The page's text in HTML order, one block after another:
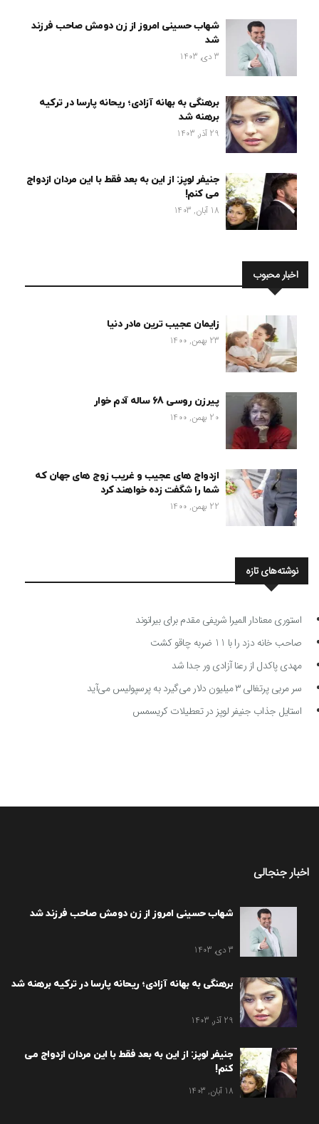
شهاب حسینی امروز از زن دومش صاحب فرزند
شد
3 دی, 1403
برهنگی به بهانه آزادی؛ ریحانه پارسا در ترکیه
برهنه شد
29 آذر, 1403
جنیفر لوپز: از این به بعد فقط با این مردان ازدواج
می کنم!
18 آبان, 1403
اخبار محبوب
زایمان عجیب ترین مادر دنیا
23 بهمن, 1400
پیرزن روسی 68 ساله آدم خوار
20 بهمن, 1400
ازدواج های عجیب و غریب زوج های جهان که
شما را شگفت زده خواهند کرد
22 بهمن, 1400
نوشته‌های تازه
استوری معنادار المیرا شریفی مقدم برای بیرانوند
صاحب خانه دزد را با 11 ضربه چاقو کشت
مهدی پاکدل از رعنا آزادی ور جدا شد
سر مربی پرتغالی ۳ میلیون دلار می‌گیرد به پرسپولیس می‌آید
استایل جذاب جنیفر لوپز در تعطیلات کریسمس
اخبار جنجالی
شهاب حسینی امروز از زن دومش صاحب فرزند شد
3 دی, 1403
برهنگی به بهانه آزادی؛ ریحانه پارسا در ترکیه برهنه شد
29 آذر, 1403
جنیفر لوپز: از این به بعد فقط با این مردان ازدواج می
کنم!
18 آبان, 1403